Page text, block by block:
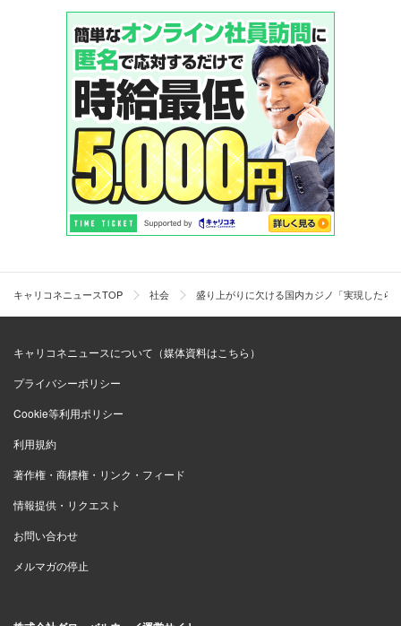
キャリコネニュースTOP 社会 盛り上がりに欠ける国内カジノ「実現した
キャリコネニュースについて（媒体資料はこちら）
プライバシーポリシー
Cookie等利用ポリシー
利用規約
著作権・商標権・リンク・フィード
情報提供・リクエスト
お問い合わせ
メルマガの停止